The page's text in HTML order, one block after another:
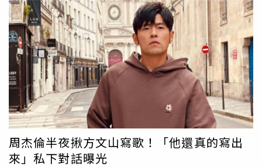
種大嘴巴的朋友，「明明自己大嘴巴還要哭哭裝受害者，最
受不了了。」貼文曝光後，引起網友留言熱議，「這種被抓
包都會兇的比被害者還大聲」、「身邊滿多這種大嘴巴還裝
受害者的人，超噁心」、「小優真的喜歡不起來耶，大嘴巴
就算了被爆出來還裝可憐賣慘，茶香味滿滿」、「她上次在
不熙娣已經被一眾朋友控訴，到現在還是死性不改，活
該！」、「可以大嘴巴到這種人盡皆知的程度也是很厲
害。」另外也有人揶揄，「怎麼可以大嘴巴到比老闆還出風
頭，當然要逐出公司」、「都被小優講完了，老闆吳宗憲還
混個屁」、「功高震主，沒有老二哲學。」
周杰倫半夜揪方文山寫歌！「他還真的寫出
來」私下對話曝光